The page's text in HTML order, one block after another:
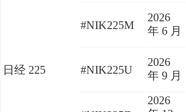
日经 225
#NIK225M
2026
年 6 月
#NIK225U
2026
年 9 月
2026